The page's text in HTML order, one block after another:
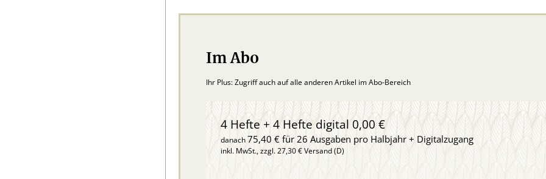
Im Abo
Ihr Plus: Zugriff auch auf alle anderen Artikel im Abo-Bereich
4 Hefte + 4 Hefte digital 0,00 €
danach75,40 € für 26 Ausgaben pro Halbjahr + Digitalzugang
inkl. MwSt., zzgl. 27,30 € Versand (D)